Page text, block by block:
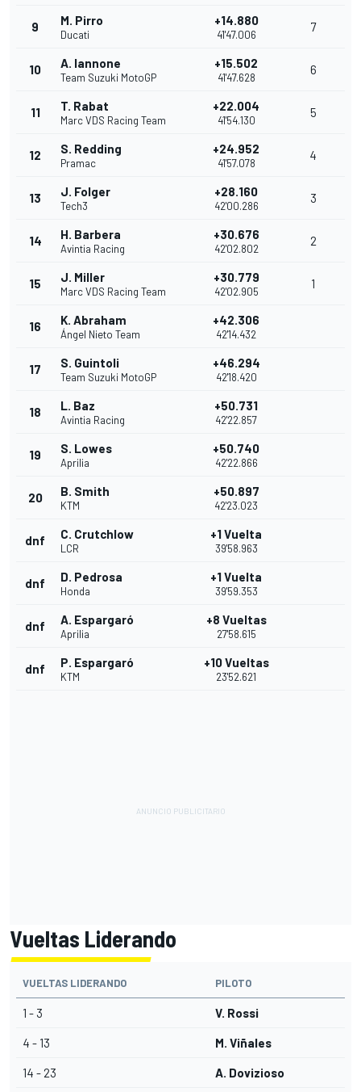
9 M. Pirro
Ducati
+14.880
41'47.006
7
10 A. Iannone
Team Suzuki MotoGP
+15.502
41'47.628
6
11 T. Rabat
Marc VDS Racing Team
+22.004
41'54.130
5
12 S. Redding
Pramac
+24.952
41'57.078
4
13 J. Folger
Tech3
+28.160
42'00.286
3
14 H. Barbera
Avintia Racing
+30.676
42'02.802
2
15 J. Miller
Marc VDS Racing Team
+30.779
42'02.905
1
16 K. Abraham
Ángel Nieto Team
+42.306
42'14.432
17 S. Guintoli
Team Suzuki MotoGP
+46.294
42'18.420
18 L. Baz
Avintia Racing
+50.731
42'22.857
19 S. Lowes
Aprilia
+50.740
42'22.866
20 B. Smith
KTM
+50.897
42'23.023
dnf C. Crutchlow
LCR
+1 Vuelta
39'58.963
dnf D. Pedrosa
Honda
+1 Vuelta
39'59.353
dnf A. Espargaró
Aprilia
+8 Vueltas
27'58.615
dnf P. Espargaró
KTM
+10 Vueltas
23'52.621
Vueltas Liderando
VUELTAS LIDERANDO PILOTO
1 - 3 V. Rossi
4 - 13 M. Viñales
14 - 23 A. Dovizioso